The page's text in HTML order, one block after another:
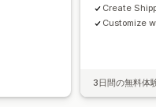
Create
Customize
3日間の無料体